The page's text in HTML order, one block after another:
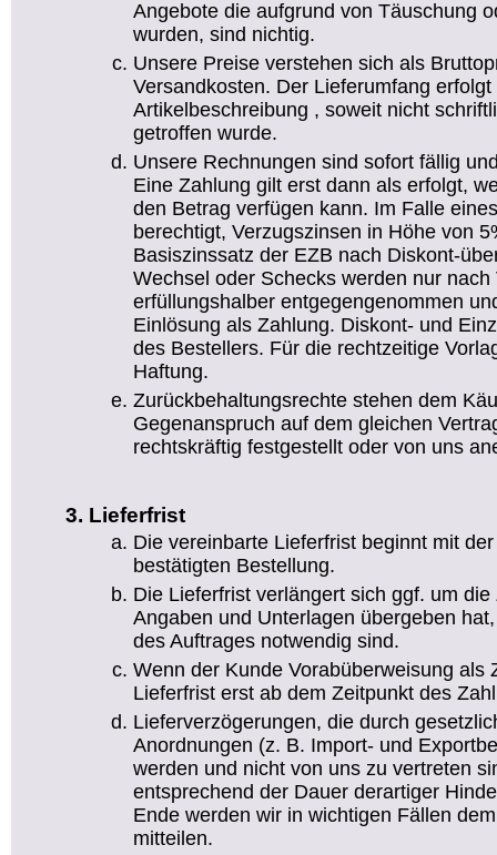
Angebote die aufgrund von Täuschung
wurden, sind nichtig.
Unsere Preise verstehen sich als
Versandkosten. Der Lieferumfang
Artikelbeschreibung , soweit nicht
getroffen wurde.
Unsere Rechnungen sind sofort fällig
Eine Zahlung gilt erst dann als erfolgt,
den Betrag verfügen kann. Im Falle
berechtigt, Verzugszinsen in Höhe von
Basiszinssatz der EZB nach Diskont-
Wechsel oder Schecks werden nur nach
erfüllungshalber entgegengenommen
Einlösung als Zahlung. Diskont- und
des Bestellers. Für die rechtzeitige
Haftung.
Zurückbehaltungsrechte stehen dem
Gegenanspruch auf dem gleichen
rechtskräftig festgestellt oder von uns
Lieferfrist
Die vereinbarte Lieferfrist beginnt mit
bestätigten Bestellung.
Die Lieferfrist verlängert sich ggf. um
Angaben und Unterlagen übergeben
des Auftrages notwendig sind.
Wenn der Kunde Vorabüberweisung als
Lieferfrist erst ab dem Zeitpunkt des
Lieferverzögerungen, die durch
Anordnungen (z. B. Import- und
werden und nicht von uns zu vertreten
entsprechend der Dauer derartiger
Ende werden wir in wichtigen Fällen
mitteilen.